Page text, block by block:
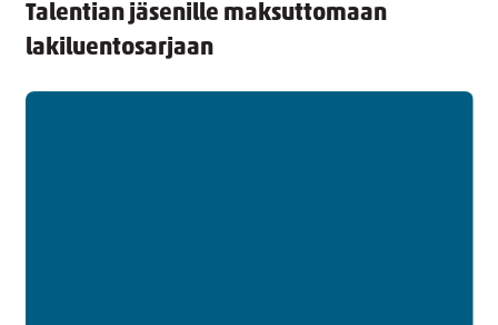
Talentian jäsenille maksuttomaan
lakiluentosarjaan